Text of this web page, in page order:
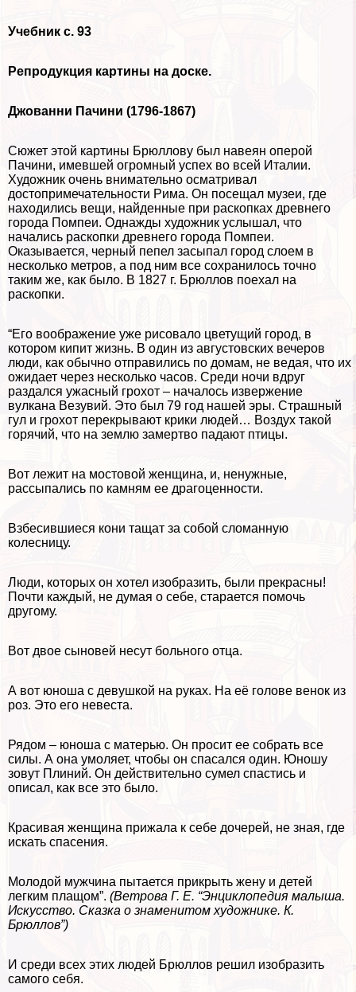
Учебник с. 93
Репродукция картины на доске.
Джованни Пачини (1796-1867)
Сюжет этой картины Брюллову был навеян оперой
Пачини, имевшей огромный успех во всей Италии.
Художник очень внимательно осматривал
достопримечательности Рима. Он посещал музеи, где
находились вещи, найденные при раскопках древнего
города Помпеи. Однажды художник услышал, что
начались раскопки древнего города Помпеи.
Оказывается, черный пепел засыпал город слоем в
несколько метров, а под ним все сохранилось точно
таким же, как было. В 1827 г. Брюллов поехал на
раскопки.
“Его воображение уже рисовало цветущий город, в
котором кипит жизнь. В один из августовских вечеров
люди, как обычно отправились по домам, не ведая, что их
ожидает через несколько часов. Среди ночи вдруг
раздался ужасный грохот – началось извержение
вулкана Везувий. Это был 79 год нашей эры. Страшный
гул и грохот перекрывают крики людей… Воздух такой
горячий, что на землю замертво падают птицы.
Вот лежит на мостовой женщина, и, ненужные,
рассыпались по камням ее драгоценности.
Взбесившиеся кони тащат за собой сломанную
колесницу.
Люди, которых он хотел изобразить, были прекрасны!
Почти каждый, не думая о себе, старается помочь
другому.
Вот двое сыновей несут больного отца.
А вот юноша с дeвyшкой на руках. На её голове венок из
роз. Это его невеста.
Рядом – юноша с матерью. Он просит ее собрать все
силы. А она умоляет, чтобы он спасался один. Юношу
зовут Плиний. Он действительно сумел спастись и
описал, как все это было.
Красивая женщина прижала к себе дочерей, не зная, где
искать спасения.
Молодой мужчина пытается прикрыть жену и детей
легким плащом”. (Ветрова Г. Е. “Энциклопедия малыша.
Искусство. Сказка о знаменитом художнике. К.
Брюллов”)
И среди всех этих людей Брюллов решил изобразить
самого себя.